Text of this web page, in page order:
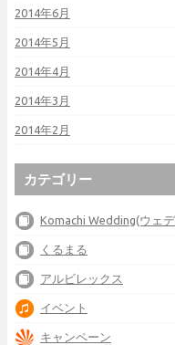
2014年6月
2014年5月
2014年4月
2014年3月
2014年2月
カテゴリー
Komachi Wedding(ウェ
くるまる
アルビレックス
イベント
キャンペーン